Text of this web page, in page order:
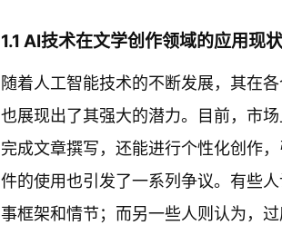
1.1 AI技术在文学创作领域的应用现状
随着人工智能技术的不断发展，其在
也展现出了其强大的潜力。目前，市
完成文章撰写，还能进行个性化创作
件的使用也引发了一系列争议。有些
事框架和情节；而另一些人则认为，